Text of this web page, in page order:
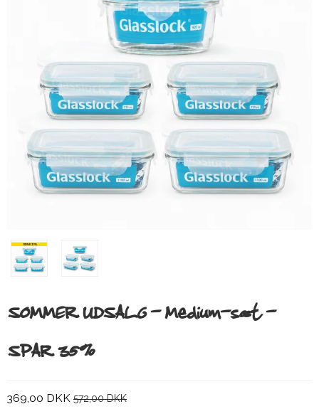
SOMMER UDSALG - Medium-sæt -
SPAR 35%
369,00 DKK 572,00 DKK